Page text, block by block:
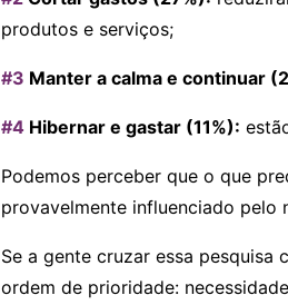
produtos e serviços;
#3 Manter a calma e continuar
#4 Hibernar e gastar (11%):
Podemos perceber que o que
provavelmente influenciado pelo
Se a gente cruzar essa pesquisa
ordem de prioridade: